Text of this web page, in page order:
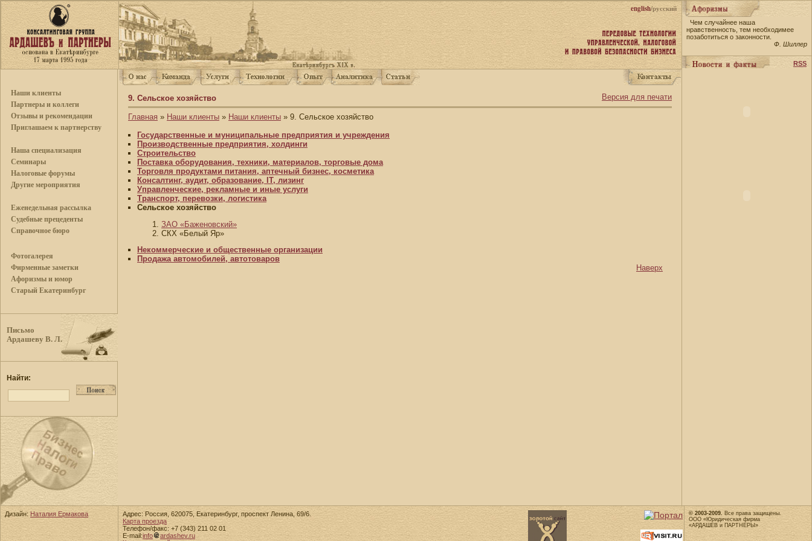
english/русский
Наши клиенты
Партнеры и коллеги
Отзывы и рекомендации
Приглашаем к партнерству
Наша специализация
Семинары
Налоговые форумы
Другие мероприятия
Еженедельная рассылка
Судебные прецеденты
Справочное бюро
Фотогалерея
Фирменные заметки
Афоризмы и юмор
Старый Екатеринбург
Письмо
Ардашеву В. Л.
Найти:
Версия для печати
9. Сельское хозяйство
Главная » Наши клиенты » Наши клиенты » 9. Сельское хозяйство
Государственные и муниципальные предприятия и учреждения
Производственные предприятия, холдинги
Строительство
Поставка оборудования, техники, материалов, торговые дома
Торговля продуктами питания, аптечный бизнес, косметика
Консалтинг, аудит, образование, IT, лизинг
Управленческие, рекламные и иные услуги
Транспорт, перевозки, логистика
Сельское хозяйство
1. ЗАО «Баженовский»
2. СКХ «Белый Яр»
Некоммерческие и общественные организации
Продажа автомобилей, автотоваров
Наверх
Чем случайнее наша
нравственность, тем необходимее
позаботиться о законности.
Ф. Шиллер
RSS
Дизайн: Наталия Ермакова
Адрес: Россия, 620075, Екатеринбург, проспект Ленина, 69/6.
Карта проезда
Телефон/факс: +7 (343) 211 02 01
E-mail:info
ardashev.ru
© 2003-2009. Все права защищены.
ООО «Юридическая фирма
«АРДАШЕВ и ПАРТНЕРЫ»